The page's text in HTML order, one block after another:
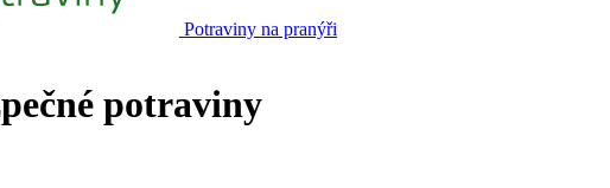
Potraviny na pranýři
potraviny